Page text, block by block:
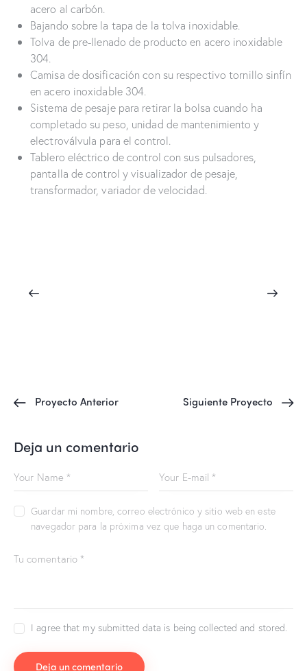
acero al carbón.
Bajando sobre la tapa de la tolva inoxidable.
Tolva de pre-llenado de producto en acero inoxidable
304.
Camisa de dosificación con su respectivo tornillo sinfín
en acero inoxidable 304.
Sistema de pesaje para retirar la bolsa cuando ha
completado su peso, unidad de mantenimiento y
electroválvula para el control.
Tablero eléctrico de control con sus pulsadores,
pantalla de control y visualizador de pesaje,
transformador, variador de velocidad.
Proyecto Anterior Siguiente Proyecto
Deja un comentario
Guardar mi nombre, correo electrónico y sitio web en este
navegador para la próxima vez que haga un comentario.
I agree that my submitted data is being collected and stored.